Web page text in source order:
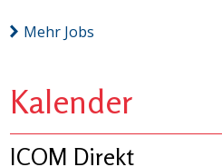
Mehr Jobs
Kalender
ICOM Direkt